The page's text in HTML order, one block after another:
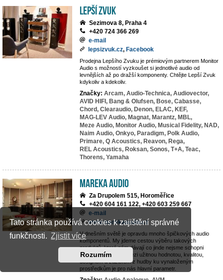
Tato stránka používá cookies k zajištění správné
funkčnosti. Zjistit více
Rozumím
LEPŠÍ ZVUK
Sezimova 8, Praha 4
+420 724 366 269
e-mail
lepsizvuk.cz, Facebook
Prodejna Lepšího Zvuku je prémiovým partnerem Monitor
Audio s možností vyzkoušet si jednotlivé audio od
levnějších až po dražší komponenty. Chtějte Lepší Zvuk
kdykoliv a kdekoliv.
Značky: Arcam, Audio-Technica, Audiovector,
AVID HIFI, Bang & Olufsen, Bose, Cabasse,
Chord, Clearaudio, Denon, ELAC, KEF,
MAG-LEV Audio, Magnat, Marantz, MBL,
Meze Audio, Monitor Audio, Musical Fidelity, NAD,
Naim Audio, Onkyo, Paradigm, Polk Audio,
Primare, Q Acoustics, Reavon, Rega,
REL Acoustics, Roksan, Sonos, T+A, Teac,
Thorens, Yamaha
MAREKA AUDIO
Za Drupolem 515, Horoměřice
+420 604 161 122, +420 603 259 667
e-mail
www.marekaaudio.cz
V dnešním světě je opravdu mnoho špičkových audio
komponentů. My jdeme cestou výběru takových
produktů, které nám dávají co jinde nejsme schopni
nalézt. Rovnováha mezi užitnou hodnotou, kvalitou,
designem a zážitkem z hudby ku vynaloženým
prostředkům je pro nás hlavní parametr.